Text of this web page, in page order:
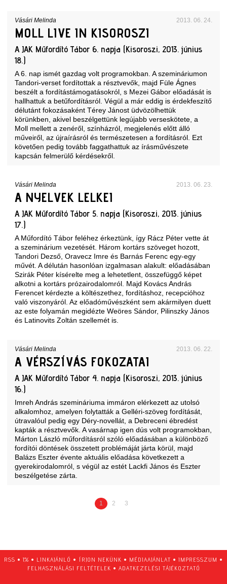
Vásári Melinda 2013. 06. 24.
MOLL LIVE IN KISOROSZI
A JAK Műfordító Tábor 6. napja (Kisoroszi, 2013. június
18.)
A 6. nap ismét gazdag volt programokban. A szemináriumon
Tandori-verset fordítottak a résztvevők, majd Füle Ágnes
beszélt a fordítástámogatásokról, s Mezei Gábor előadását is
hallhattuk a betűfordításról. Végül a már eddig is érdekfeszítő
délutánt fokozásaként Térey Jánost üdvözölhettük
körünkben, akivel beszélgettünk legújabb verseskötete, a
Moll mellett a zenéről, színházról, megjelenés előtt álló
műveiről, az újraírásról és természetesen a fordításról. Ezt
követően pedig tovább faggathattuk az írásművészete
kapcsán felmerülő kérdésekről.
Vásári Melinda 2013. 06. 23.
A NYELVEK LELKEI
A JAK Műfordító Tábor 5. napja (Kisoroszi, 2013. június
17.)
A Műfordító Tábor feléhez érkeztünk, így Rácz Péter vette át
a szeminárium vezetését. Három kortárs szöveget hozott,
Tandori Dezső, Oravecz Imre és Barnás Ferenc egy-egy
művét. A délután hasonlóan izgalmasan alakult: előadásában
Szirák Péter kísérelte meg a lehetetlent, összefüggő képet
alkotni a kortárs prózairodalomról. Majd Kovács András
Ferencet kérdezte a költészethez, fordításhoz, recepcióhoz
való viszonyáról. Az előadóművészként sem akármilyen duett
az este folyamán megidézte Weöres Sándor, Pilinszky János
és Latinovits Zoltán szellemét is.
Vásári Melinda 2013. 06. 22.
A VÉRSZÍVÁS FOKOZATAI
A JAK Műfordító Tábor 4. napja (Kisoroszi, 2013. június
16.)
Imreh András szemináriuma immáron elérkezett az utolsó
alkalomhoz, amelyen folytatták a Gelléri-szöveg fordítását,
útravalóul pedig egy Déry-novellát, a Debreceni ébredést
kapták a résztvevők. A vasárnap igen dús volt programokban,
Márton László műfordításról szóló előadásában a különböző
fordítói döntések összetett problémáját járta körül, majd
Balázs Eszter évente aktuális előadása következett a
gyerekirodalomról, s végül az estét Lackfi János és Eszter
beszélgetése zárta.
1 2 3
RSS • 1% • LINKAJÁNLÓ • ÍRJON NEKÜNK • MÉDIAAJÁNLAT • IMPRESSZUM •
FELHASZNÁLÁSI FELTÉTELEK • ADATKEZELÉSI TÁJÉKOZTATÓ